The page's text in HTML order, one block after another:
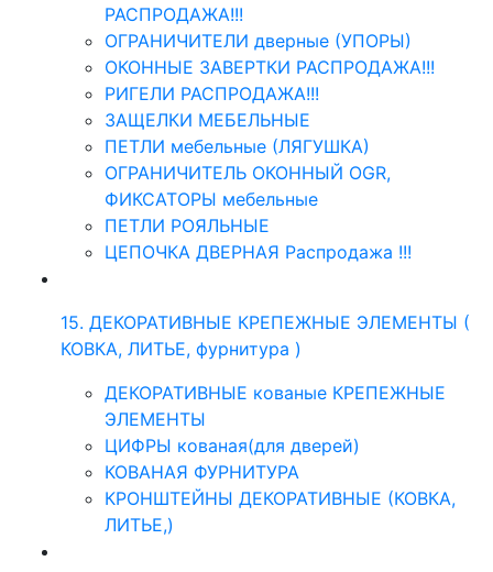
РАСПРОДАЖА!!!
ОГРАНИЧИТЕЛИ дверные (УПОРЫ)
ОКОННЫЕ ЗАВЕРТКИ РАСПРОДАЖА!!!
РИГЕЛИ РАСПРОДАЖА!!!
ЗАЩЕЛКИ МЕБЕЛЬНЫЕ
ПЕТЛИ мебельные (ЛЯГУШКА)
ОГРАНИЧИТЕЛЬ ОКОННЫЙ OGR,
ФИКСАТОРЫ мебельные
ПЕТЛИ РОЯЛЬНЫЕ
ЦЕПОЧКА ДВЕРНАЯ Распродажа !!!
15. ДЕКОРАТИВНЫЕ КРЕПЕЖНЫЕ ЭЛЕМЕНТЫ (
КОВКА, ЛИТЬЕ, фурнитура )
ДЕКОРАТИВНЫЕ кованые КРЕПЕЖНЫЕ
ЭЛЕМЕНТЫ
ЦИФРЫ кованая(для дверей)
КОВАНАЯ ФУРНИТУРА
КРОНШТЕЙНЫ ДЕКОРАТИВНЫЕ (КОВКА,
ЛИТЬЕ,)